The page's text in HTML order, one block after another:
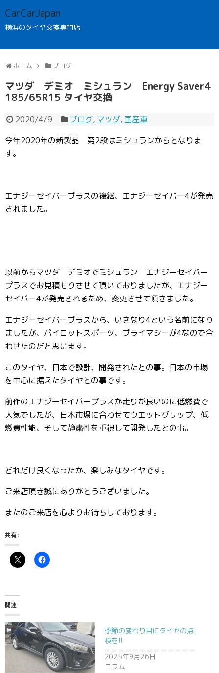
CarCarJapan
横浜のタイヤ交換専門店
ホーム ブログ
マツダ デミオ ミシュラン Energy Saver4
185/65R15 タイヤ交換
2020/4/9 ブログ, マツダ, 国産車
今年2020年の新製品 第2段はミシュランからとなりま
す。
エナジーセイバープラスの後継、エナジーセイバー4が発売
されました。
以前からマツダ デミオでミシュラン エナジーセイバー
プラスでお見積もりさせて頂いておりましたが、エナジー
セイバー4が発売されるため、変更させて頂きました。
エナジーセイバープラスから、いきなり4という名前になり
ましたが、パイロットスポーツ、プライマシーが4なので合
わせたのだと思います。
このタイヤ、日本で設計、開発されたとの事。日本の市場
を中心に据えたタイヤとの事です。
前作のエナジーセイバープラスが走りが良いのに低燃費で
人気でしたが、日本市場に合わせてウエットグリップ、低
燃費性能、そして静粛性を重視して開発したとの事。
どれだけ良くなったか、楽しみなタイヤです。
ご来店頂き誠にありがとうございました。
またのご来店を心よりお待ちしております。
共有:
関連
季節の変わり目にタイヤの点
検を!!
2025年9月26日
コラム